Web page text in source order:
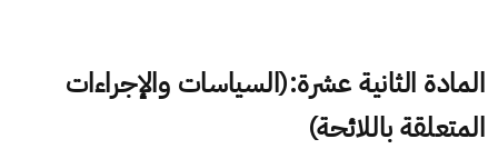
المادة الثانية عشرة:(السياسات والإجراءات
المتعلقة باللائحة)